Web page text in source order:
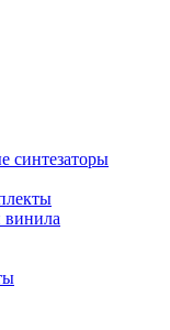
синтезаторы
винила